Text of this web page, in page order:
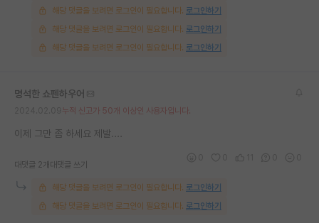
해당 댓글을 보려면 로그인이 필요합니다. 로그인하기
해당 댓글을 보려면 로그인이 필요합니다. 로그인하기
해당 댓글을 보려면 로그인이 필요합니다. 로그인하기
명석한 쇼펜하우어
누적 신고가 50개 이상인 사용자입니다.
이제 그만 좀 하세요 제발....
대댓글 2개 대댓글 쓰기
해당 댓글을 보려면 로그인이 필요합니다. 로그인하기
해당 댓글을 보려면 로그인이 필요합니다. 로그인하기